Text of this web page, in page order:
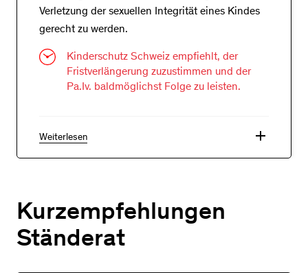
Verletzung der sexuellen Integrität eines Kindes
gerecht zu werden.
Kinderschutz Schweiz empfiehlt, der
Fristverlängerung zuzustimmen und der
Pa.Iv. baldmöglichst Folge zu leisten.
Weiterlesen add
Kurzempfehlungen
Ständerat